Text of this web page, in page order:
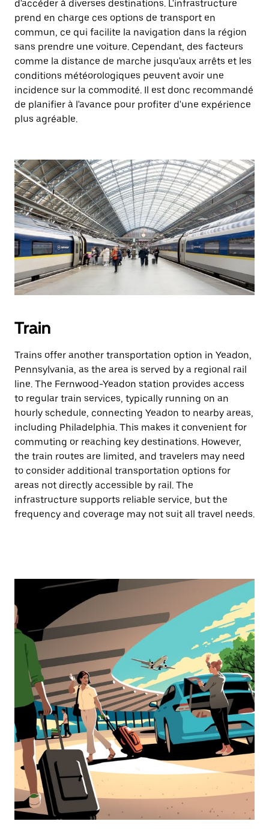
d'accéder à diverses destinations. L'infrastructure
prend en charge ces options de transport en
commun, ce qui facilite la navigation dans la région
sans prendre une voiture. Cependant, des facteurs
comme la distance de marche jusqu'aux arrêts et les
conditions météorologiques peuvent avoir une
incidence sur la commodité. Il est donc recommandé
de planifier à l'avance pour profiter d'une expérience
plus agréable.
Train
Trains offer another transportation option in Yeadon,
Pennsylvania, as the area is served by a regional rail
line. The Fernwood-Yeadon station provides access
to regular train services, typically running on an
hourly schedule, connecting Yeadon to nearby areas,
including Philadelphia. This makes it convenient for
commuting or reaching key destinations. However,
the train routes are limited, and travelers may need
to consider additional transportation options for
areas not directly accessible by rail. The
infrastructure supports reliable service, but the
frequency and coverage may not suit all travel needs.